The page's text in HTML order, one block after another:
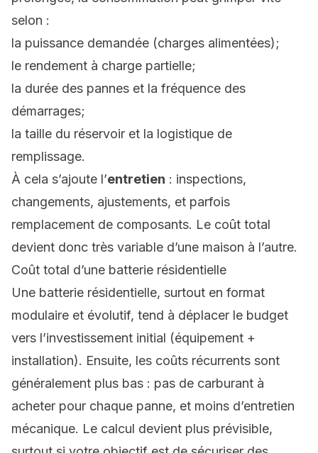
selon :
la puissance demandée (charges alimentées);
le rendement à charge partielle;
la durée des pannes et la fréquence des
démarrages;
la taille du réservoir et la logistique de
remplissage.
À cela s’ajoute l’entretien : inspections,
changements, ajustements, et parfois
remplacement de composants. Le coût total
devient donc très variable d’une maison à l’autre.
Coût total d’une batterie résidentielle
Une batterie résidentielle, surtout en format
modulaire et évolutif, tend à déplacer le budget
vers l’investissement initial (équipement +
installation). Ensuite, les coûts récurrents sont
généralement plus bas : pas de carburant à
acheter pour chaque panne, et moins d’entretien
mécanique. Le calcul devient plus prévisible,